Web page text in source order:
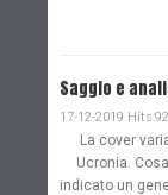
Saggio e
17-12-2019
La cover
Ucronia.
indicato un